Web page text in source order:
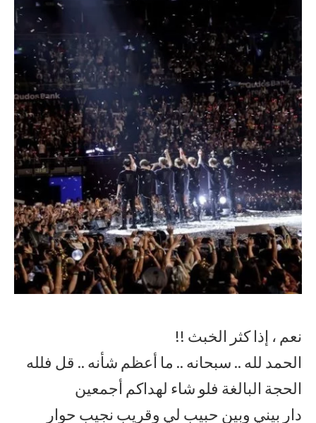
نعم ، إذا كثر الخبث !!
الحمد لله .. سبحانه .. ما أعظم شأنه .. قل فلله
الحجة البالغة فلو شاء لهداكم أجمعين
دار بيني وبين حبيب لي وقريب نجيب حوار